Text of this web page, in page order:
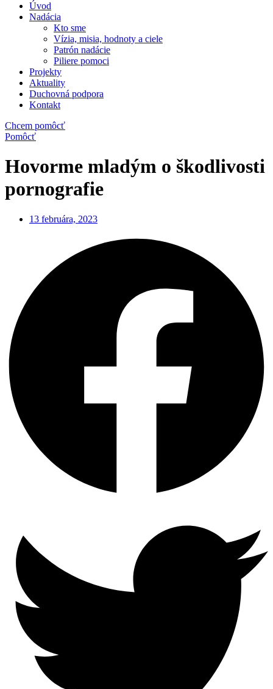
Úvod
Nadácia
Kto sme
Vízia, misia, hodnoty a ciele
Patrón nadácie
Piliere pomoci
Projekty
Aktuality
Duchovná podpora
Kontakt
Chcem pomôcť
Pomôcť
Hovorme mladým o škodlivosti
pornografie
13 februára, 2023